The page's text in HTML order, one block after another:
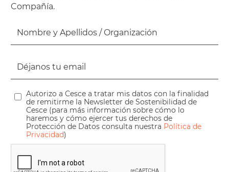
Compañía.
Autorizo a Cesce a tratar mis datos con la finalidad
de remitirme la Newsletter de Sostenibilidad de
Cesce (para más información sobre cómo lo
haremos y cómo ejercer tus derechos de
Protección de Datos consulta nuestra Política de
Privacidad)